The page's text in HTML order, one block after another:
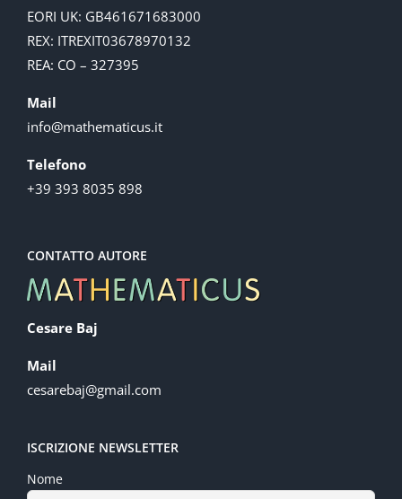
EORI UK: GB461671683000
REX: ITREXIT03678970132
REA: CO – 327395
Mail
info@mathematicus.it
Telefono
+39 393 8035 898
CONTATTO AUTORE
Cesare Baj
Mail
cesarebaj@gmail.com
ISCRIZIONE NEWSLETTER
Nome